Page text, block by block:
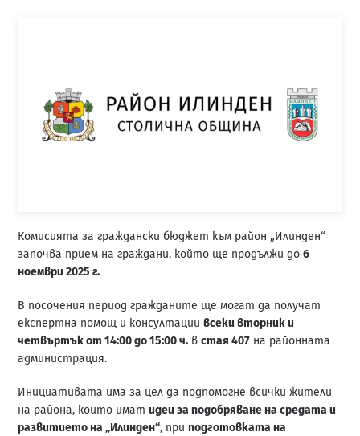
Комисията за граждански бюджет към район „Илинден“
започва прием на граждани, който ще продължи до6
ноември 2025 г.
В посочения период гражданите ще могат да получат
експертна помощ и консултациивсеки вторник и
четвъртък от 14:00 до 15:00 ч. встая 407 на районната
администрация.
Инициативата има за цел да подпомогне всички жители
на района, които иматидеи за подобряване на средата и
развитието на „Илинден“, приподготовката на